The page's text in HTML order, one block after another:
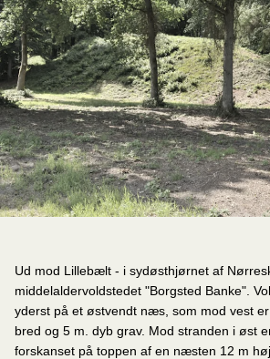
Ud mod Lillebælt - i sydøsthjørnet af
middelaldervoldstedet "Borgsted Banke".
yderst på et østvendt næs, som mod vest er
bred og 5 m. dyb grav. Mod stranden i øst
forskanset på toppen af en næsten 12 m